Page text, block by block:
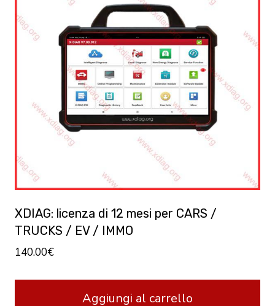
XDIAG: licenza di 12 mesi per CARS /
TRUCKS / EV / IMMO
140.00€
Aggiungi al carrello